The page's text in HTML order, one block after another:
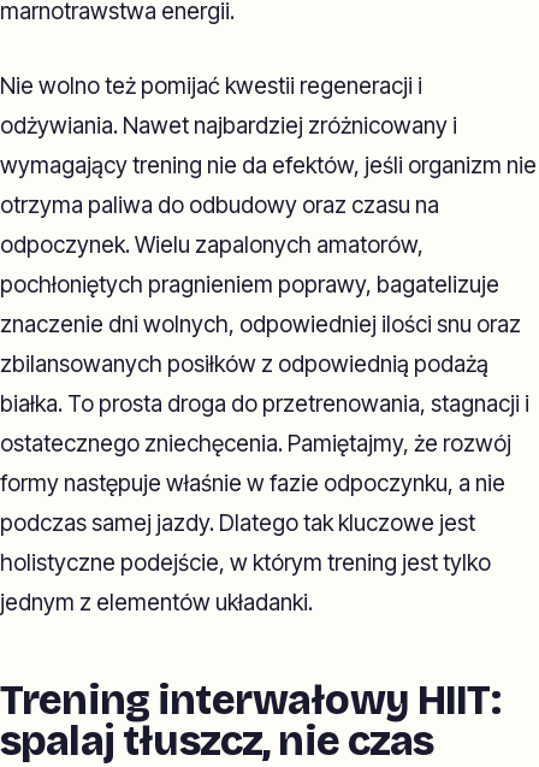
marnotrawstwa energii.
Nie wolno też pomijać kwestii regeneracji i
odżywiania. Nawet najbardziej zróżnicowany i
wymagający trening nie da efektów, jeśli organizm nie
otrzyma paliwa do odbudowy oraz czasu na
odpoczynek. Wielu zapalonych amatorów,
pochłoniętych pragnieniem poprawy, bagatelizuje
znaczenie dni wolnych, odpowiedniej ilości snu oraz
zbilansowanych posiłków z odpowiednią podażą
białka. To prosta droga do przetrenowania, stagnacji i
ostatecznego zniechęcenia. Pamiętajmy, że rozwój
formy następuje właśnie w fazie odpoczynku, a nie
podczas samej jazdy. Dlatego tak kluczowe jest
holistyczne podejście, w którym trening jest tylko
jednym z elementów układanki.
Trening interwałowy HIIT:
spalaj tłuszcz, nie czas